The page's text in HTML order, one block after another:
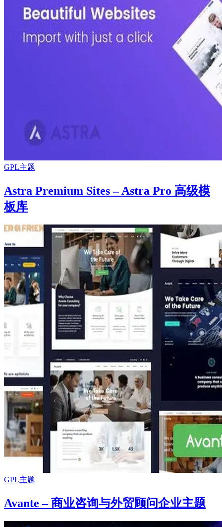
GPL主题
Astra Premium Sites – Astra Pro 高级模
板库
GPL主题
Avante – 商业咨询与外贸顾问企业主题